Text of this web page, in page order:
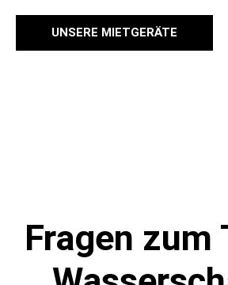
UNSERE MIETGERÄTE
Fragen zum